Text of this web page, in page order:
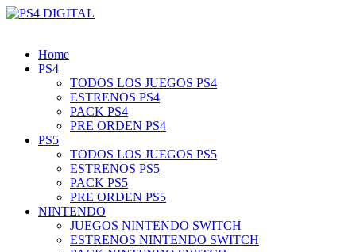
Home
PS4
TODOS LOS JUEGOS PS4
ESTRENOS PS4
PACK PS4
PRE ORDEN PS4
PS5
TODOS LOS JUEGOS PS5
ESTRENOS PS5
PACK PS5
PRE ORDEN PS5
NINTENDO
JUEGOS NINTENDO SWITCH
ESTRENOS NINTENDO SWITCH